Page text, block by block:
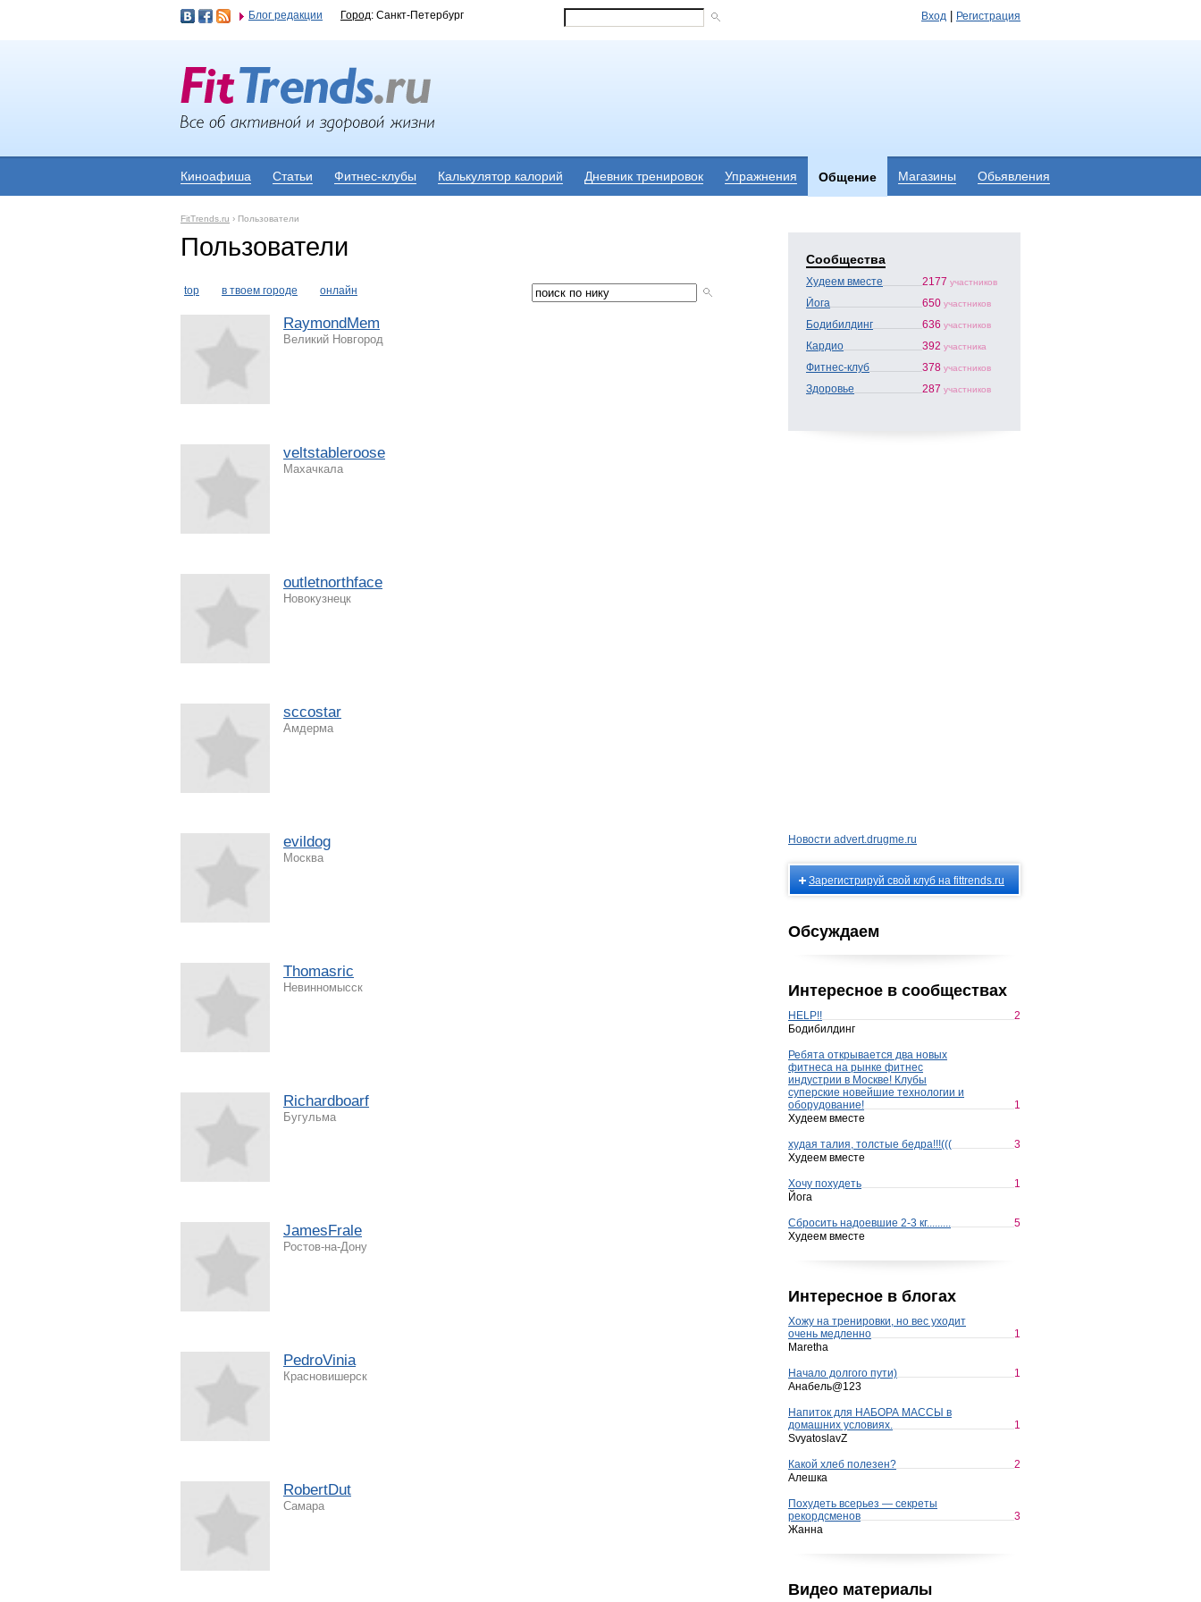
Блог редакции Город: Санкт-Петербург Вход Регистрация
Киноафиша Статьи Фитнес-клубы Калькулятор калорий Дневник тренировок Упражнения Общение Магазины Обьявления
FitTrends.ru › Пользователи
Пользователи
top в твоем городе онлайн
RaymondMem
Великий Новгород
veltstableroose
Махачкала
outletnorthface
Новокузнецк
sccostar
Амдерма
evildog
Москва
Thomasric
Невинномысск
Richardboarf
Бугульма
JamesFrale
Ростов-на-Дону
PedroVinia
Красновишерск
RobertDut
Самара
Сообщества
Худеем вместе 2177 участников
Йога 650 участников
Бодибилдинг 636 участников
Кардио 392 участника
Фитнес-клуб 378 участников
Здоровье 287 участников
Новости advert.drugme.ru
Зарегистрируй свой клуб на fittrends.ru
Обсуждаем
Интересное в сообществах
HELP!!
2
Бодибилдинг
Ребята открывается два новых
фитнеса на рынке фитнес
индустрии в Москве! Клубы
суперские новейшие технологии и
оборудование!
1
Худеем вместе
худая талия, толстые бедра!!!(((
3
Худеем вместе
Хочу похудеть
1
Йога
Сбросить надоевшие 2-3 кг.........
5
Худеем вместе
Интересное в блогах
Хожу на тренировки, но вес уходит
очень медленно
1
Maretha
Начало долгого пути)
1
Анабель@123
Напиток для НАБОРА МАССЫ в
домашних условиях.
1
SvyatoslavZ
Какой хлеб полезен?
2
Алешка
Похудеть всерьез — секреты
рекордсменов
3
Жанна
Видео материалы